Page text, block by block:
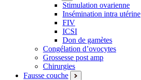
Stimulation ovarienne
Insémination intra utérine
FIV
ICSI
Don de gamètes
Congélation d’ovocytes
Grossesse post amp
Chirurgies
Fausse couche